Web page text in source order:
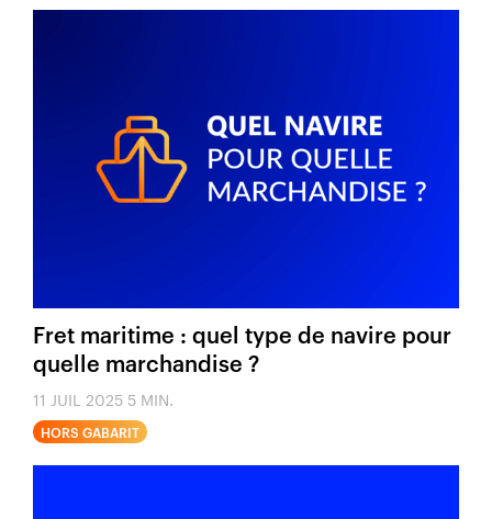
Fret maritime : quel type de navire pour
quelle marchandise ?
11 JUIL 2025 5 MIN.
HORS GABARIT